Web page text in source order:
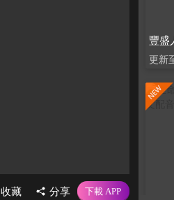
收藏 分享
更新